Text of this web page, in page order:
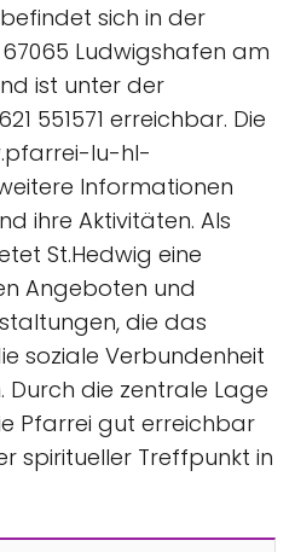
sich in der
Ludwigshafen am
ist unter der
551571 erreichbar. Die
lu-hl-
Informationen
ihre Aktivitäten. Als
St.Hedwig eine
Angeboten und
die das
soziale Verbundenheit
Durch die zentrale Lage
Pfarrei gut erreichbar
spiritueller Treffpunkt in